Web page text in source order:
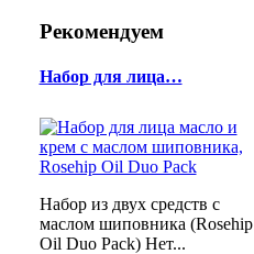
Рекомендуем
Набор для лица…
Набор из двух средств с
маслом шиповника (Rosehip
Oil Duo Pack) Нет...